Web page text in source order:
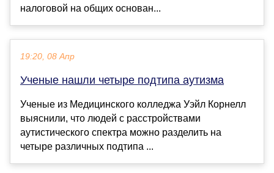
налоговой на общих основан...
19:20, 08 Апр
Ученые нашли четыре подтипа аутизма
Ученые из Медицинского колледжа Уэйл Корнелл
выяснили, что людей с расстройствами
аутистического спектра можно разделить на
четыре различных подтипа ...